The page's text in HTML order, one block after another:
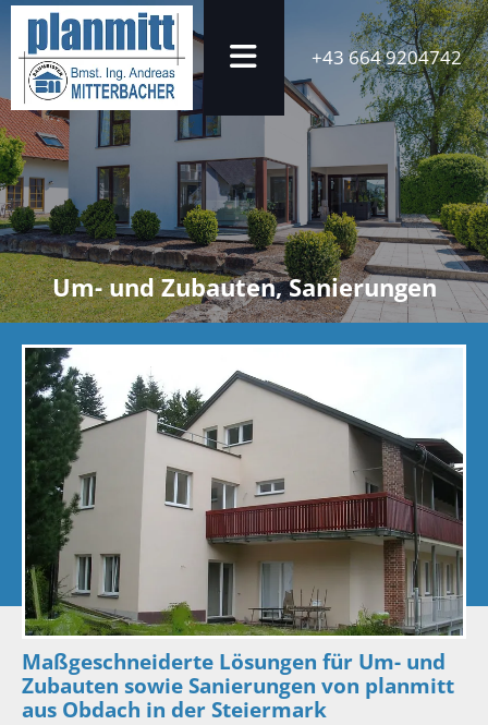
+43 664 9204742
Um- und Zubauten, Sanierungen
Maßgeschneiderte Lösungen für Um- und
Zubauten sowie Sanierungen von planmitt
aus Obdach in der Steiermark